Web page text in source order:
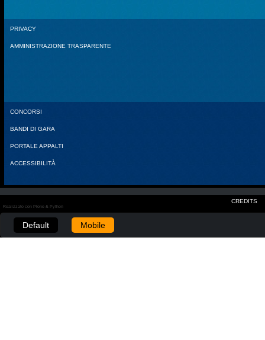
PRIVACY
AMMINISTRAZIONE TRASPARENTE
CONCORSI
BANDI DI GARA
PORTALE APPALTI
ACCESSIBILITÀ
CREDITS
Realizzato con Plone & Python
Default Mobile